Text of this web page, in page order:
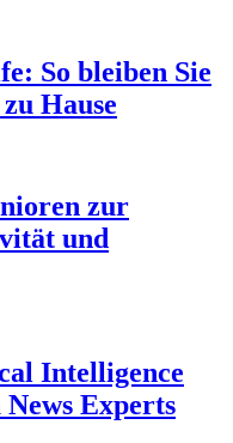
So bleiben Sie
Hause
zur
und
Intelligence
Experts